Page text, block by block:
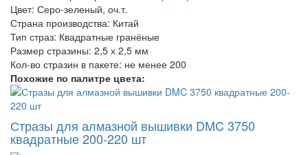
Цвет: Серо-зеленый, оч.т.
Страна производства: Китай
Тип страз: Квадратные гранёные
Размер стразины: 2,5 х 2,5 мм
Кол-во стразин в пакете: не менее 200
Похожие по палитре цвета:
Стразы для алмазной вышивки DMC 3750
квадратные 200-220 шт